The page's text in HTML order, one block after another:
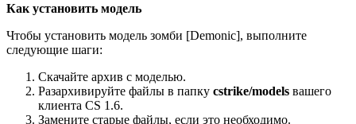
Как установить модель
Чтобы установить модель зомби [Demonic], выполните
следующие шаги:
Скачайте архив с моделью.
Разархивируйте файлы в папку cstrike/models вашего
клиента CS 1.6.
Замените старые файлы, если это необходимо.